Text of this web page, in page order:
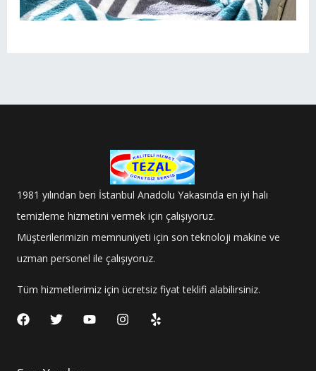
1981 yılından beri İstanbul Anadolu Yakasında en iyi halı
temizleme hizmetini vermek için çalışıyoruz.
Müşterilerimizin memnuniyeti için son teknoloji makine ve
uzman personel ile çalışıyoruz.
Tüm hizmetlerimiz için ücretsiz fiyat teklifi alabilirsiniz.
F
a
b
T
w
t
Y
o
I
n
Y
e